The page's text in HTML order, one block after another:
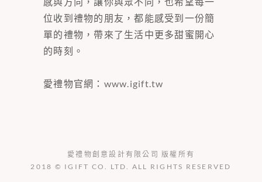
位收到禮物的朋友，都能感受到一份簡
單的禮物，帶來了生活中更多甜蜜開心
的時刻。
愛禮物官網： www.igift.tw
愛禮物創意設計有限公司 版權所有
2018 © IGIFT CO. LTD. ALL RIGHTS RESERVED